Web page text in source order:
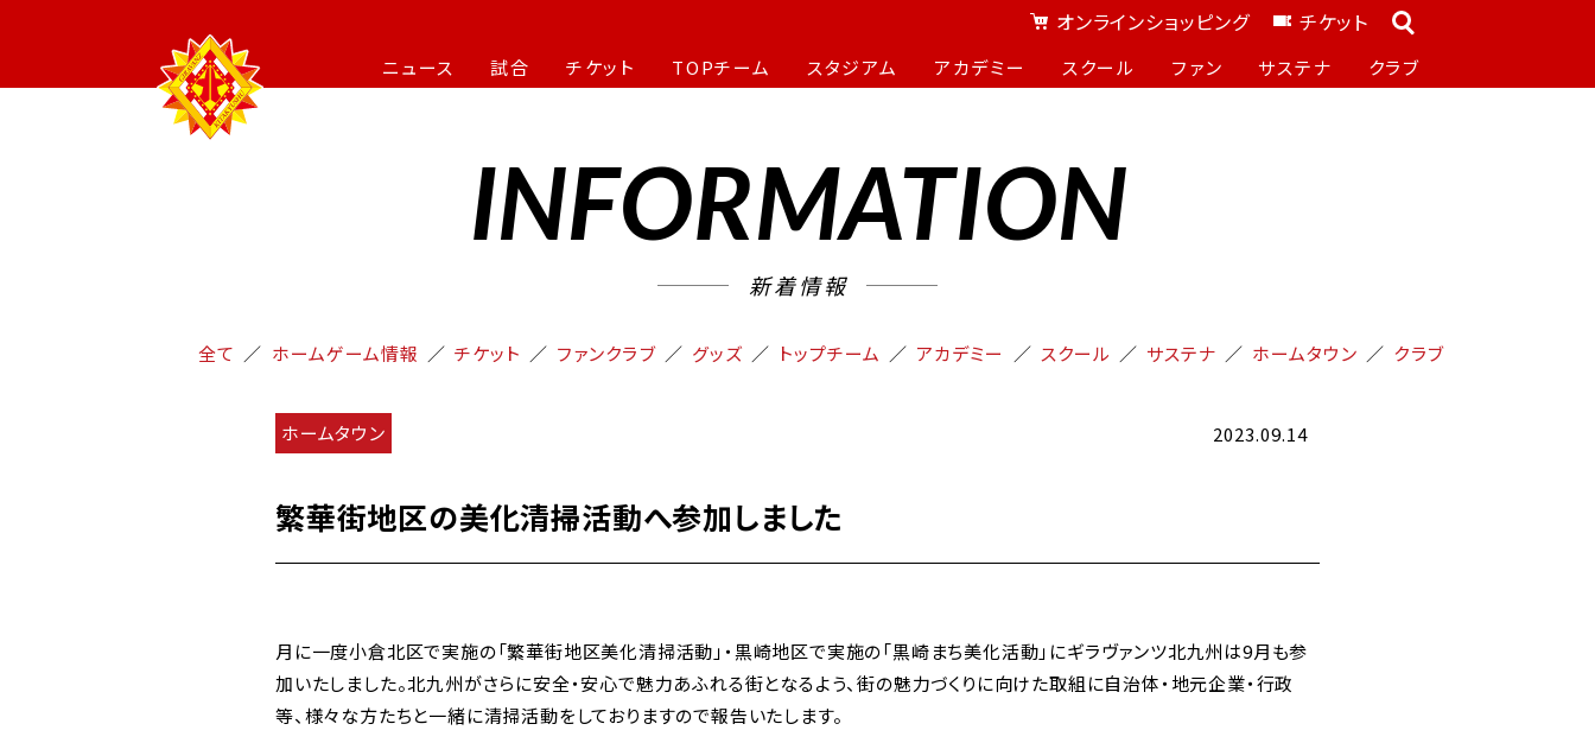
オンラインショッピング チケット
ニュース 試合 チケット TOPチーム スタジアム アカデミー スクール ファン サステナ クラブ
INFORMATION
新着情報
全て ホームゲーム情報 チケット ファンクラブ グッズ トップチーム アカデミー スクール サステナ ホームタウン クラブ
ホームタウン 2023.09.14
繁華街地区の美化清掃活動へ参加しました
月に一度小倉北区で実施の「繁華街地区美化清掃活動」・黒崎地区で実施の「黒崎まち美化活動」にギラヴァンツ北九州は9月も参
加いたしました。北九州がさらに安全・安心で魅力あふれる街となるよう、街の魅力づくりに向けた取組に自治体・地元企業・行政
等、様々な方たちと一緒に清掃活動をしておりますので報告いたします。